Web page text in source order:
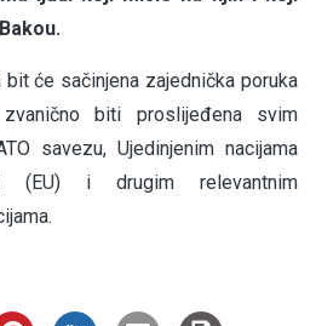
bit će sačinjena zajednička poruka
biti proslijeđena svim
savezu, Ujedinjenim nacijama
(EU) i drugim relevantnim